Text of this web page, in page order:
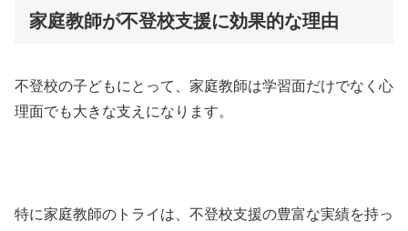
家庭教師が不登校支援に効果的な理由
不登校の子どもにとって、家庭教師は学習面だけでなく心
理面でも大きな支えになります。
特に家庭教師のトライは、不登校支援の豊富な実績を持っ